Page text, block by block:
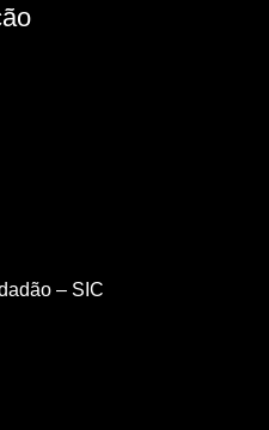
– SIC